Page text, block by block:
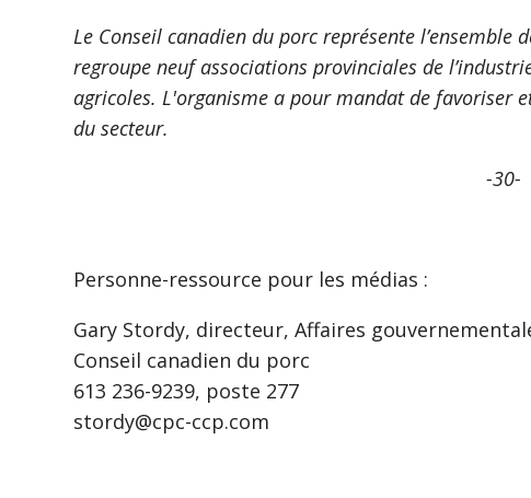
Le Conseil canadien du porc représente l’ensemble
regroupe neuf associations provinciales de
agricoles. L'organisme a pour mandat de favoriser
du secteur.
-30-
Personne-ressource pour les médias :
Gary Stordy, directeur, Affaires
Conseil canadien du porc
613 236-9239, poste 277
stordy@cpc-ccp.com